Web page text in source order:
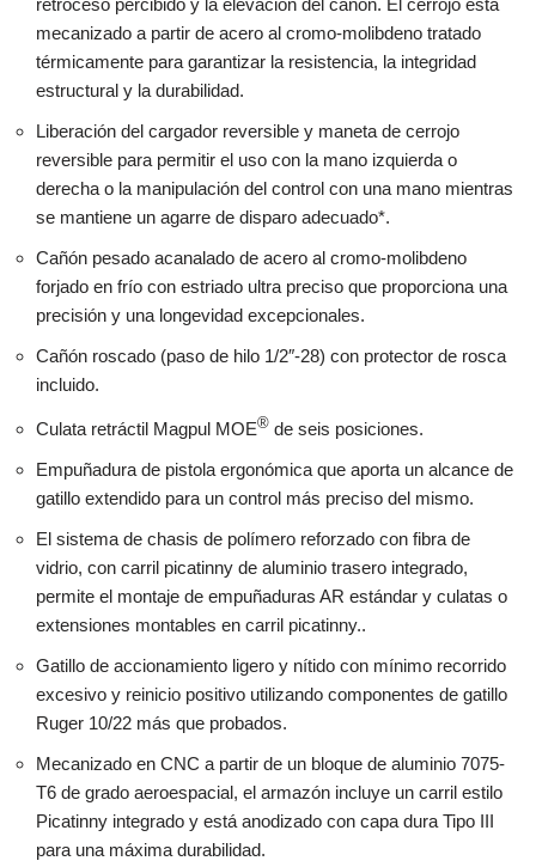
retroceso percibido y la elevación del cañón. El cerrojo está
mecanizado a partir de acero al cromo-molibdeno tratado
térmicamente para garantizar la resistencia, la integridad
estructural y la durabilidad.
Liberación del cargador reversible y maneta de cerrojo
reversible para permitir el uso con la mano izquierda o
derecha o la manipulación del control con una mano mientras
se mantiene un agarre de disparo adecuado*.
Cañón pesado acanalado de acero al cromo-molibdeno
forjado en frío con estriado ultra preciso que proporciona una
precisión y una longevidad excepcionales.
Cañón roscado (paso de hilo 1/2″-28) con protector de rosca
incluido.
Culata retráctil Magpul MOE® de seis posiciones.
Empuñadura de pistola ergonómica que aporta un alcance de
gatillo extendido para un control más preciso del mismo.
El sistema de chasis de polímero reforzado con fibra de
vidrio, con carril picatinny de aluminio trasero integrado,
permite el montaje de empuñaduras AR estándar y culatas o
extensiones montables en carril picatinny..
Gatillo de accionamiento ligero y nítido con mínimo recorrido
excesivo y reinicio positivo utilizando componentes de gatillo
Ruger 10/22 más que probados.
Mecanizado en CNC a partir de un bloque de aluminio 7075-
T6 de grado aeroespacial, el armazón incluye un carril estilo
Picatinny integrado y está anodizado con capa dura Tipo III
para una máxima durabilidad.